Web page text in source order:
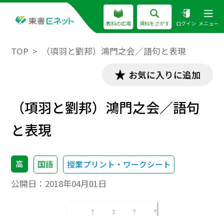
教科の広場 資料をさがす ログイン メニュー
TOP （項羽と劉邦）鴻門之会／語句と表現
お気に入りに追加
（項羽と劉邦）鴻門之会／語句
と表現
高 国語 授業プリント・ワークシート
公開日： 2018年04月01日